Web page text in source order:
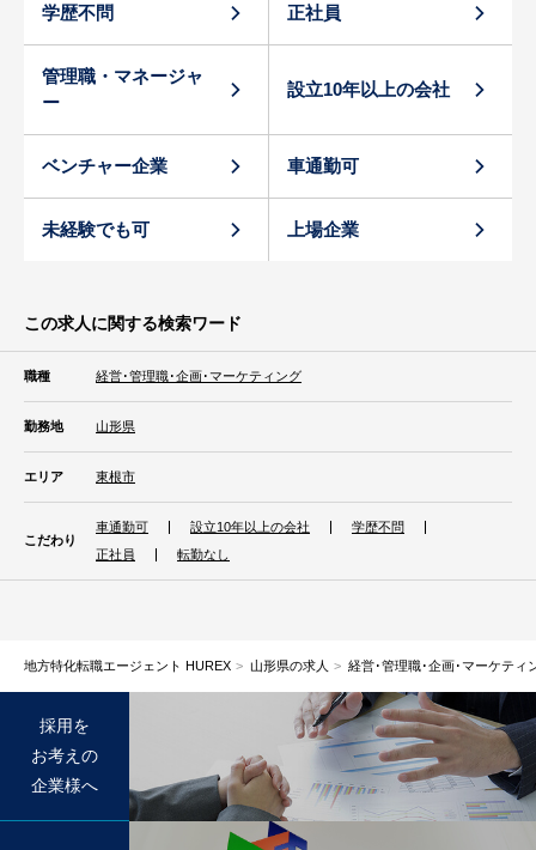
学歴不問 正社員
管理職・マネージャ
ー
設立10年以上の会社
ベンチャー企業 車通勤可
未経験でも可 上場企業
この求人に関する検索ワード
職種 経営･管理職･企画･マーケティング
勤務地 山形県
エリア 東根市
こだわり
車通勤可 設立10年以上の会社
学歴不問
正社員
転勤なし
地方特化転職エージェント HUREX 山形県の求人 経営･管理職･企画･マーケティ
採用を
お考えの
企業様へ